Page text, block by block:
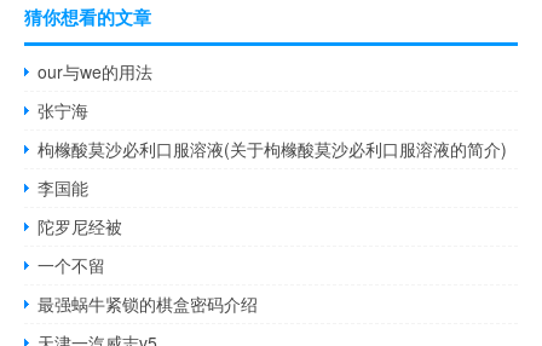
猜你想看的文章
our与we的用法
张宁海
枸橼酸莫沙必利口服溶液(关于枸橼酸莫沙必利口服溶液的简介)
李国能
陀罗尼经被
一个不留
最强蜗牛紧锁的棋盒密码介绍